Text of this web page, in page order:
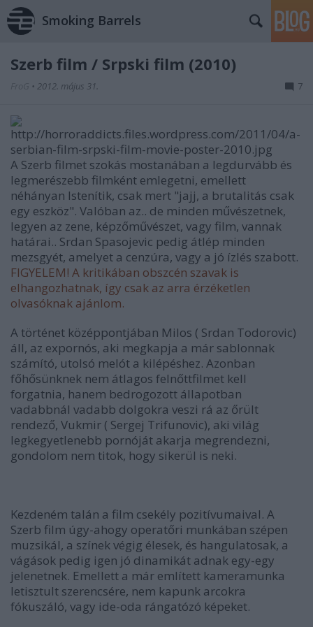
Smoking Barrels
Szerb film / Srpski film (2010)
• 2012. május 31. 7
A Szerb filmet szokás mostanában a legdurvább és
legmerészebb filmként emlegetni, emellett
néhányan Istenítik, csak mert "jajj, a brutalitás csak
egy eszköz". Valóban az.. de minden művészetnek,
legyen az zene, képzőművészet, vagy film, vannak
határai.. Srdan Spasojevic pedig átlép minden
mezsgyét, amelyet a cenzúra, vagy a jó ízlés szabott.
FIGYELEM! A kritikában obszcén szavak is
elhangozhatnak, így csak az arra érzéketlen
olvasóknak ajánlom.
A történet középpontjában Milos ( Srdan Todorovic)
áll, az expornós, aki megkapja a már sablonnak
számító, utolsó melót a kilépéshez. Azonban
főhősünknek nem átlagos felnőttfilmet kell
forgatnia, hanem bedrogozott állapotban
vadabbnál vadabb dolgokra veszi rá az őrült
rendező, Vukmir ( Sergej Trifunovic), aki világ
legkegyetlenebb pornóját akarja megrendezni,
gondolom nem titok, hogy sikerül is neki.
Kezdeném talán a film csekély pozitívumaival. A
Szerb film úgy-ahogy operatőri munkában szépen
muzsikál, a színek végig élesek, és hangulatosak, a
vágások pedig igen jó dinamikát adnak egy-egy
jelenetnek. Emellett a már említett kameramunka
letisztult szerencsére, nem kapunk arcokra
fókuszáló, vagy ide-oda rángatózó képeket.